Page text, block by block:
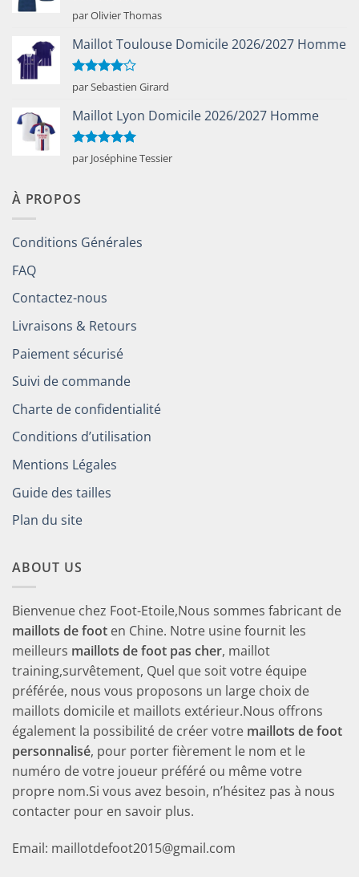
Note5sur
5
par Olivier Thomas
Maillot Toulouse Domicile 2026/2027 Homme
Note4
sur 5
par Sebastien Girard
Maillot Lyon Domicile 2026/2027 Homme
Note5sur
5
par Joséphine Tessier
À PROPOS
Conditions Générales
FAQ
Contactez-nous
Livraisons & Retours
Paiement sécurisé
Suivi de commande
Charte de confidentialité
Conditions d’utilisation
Mentions Légales
Guide des tailles
Plan du site
ABOUT US
Bienvenue chez Foot-Etoile,Nous sommes fabricant de
maillots de foot en Chine. Notre usine fournit les
meilleurs maillots de foot pas cher, maillot
training,survêtement, Quel que soit votre équipe
préférée, nous vous proposons un large choix de
maillots domicile et maillots extérieur.Nous offrons
également la possibilité de créer votre maillots de foot
personnalisé, pour porter fièrement le nom et le
numéro de votre joueur préféré ou même votre
propre nom.Si vous avez besoin, n’hésitez pas à nous
contacter pour en savoir plus.
Email: maillotdefoot2015@gmail.com